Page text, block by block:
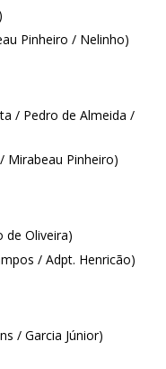
Pinheiro / Nelinho)
/ Pedro de Almeida /
Mirabeau Pinheiro)
de Oliveira)
/ Adpt. Henricão)
/ Garcia Júnior)